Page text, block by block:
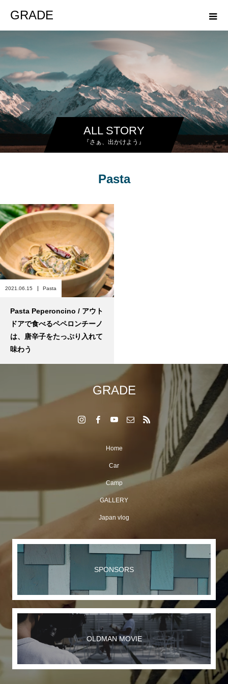
GRADE
ALL STORY
『さぁ、出かけよう』
Pasta
2021.06.15 Pasta
Pasta Peperoncino / アウト
ドアで食べるペペロンチーノ
は、唐辛子をたっぷり入れて
味わう
GRADE
Home
Car
Camp
GALLERY
Japan vlog
SPONSORS
OLDMAN MOVIE